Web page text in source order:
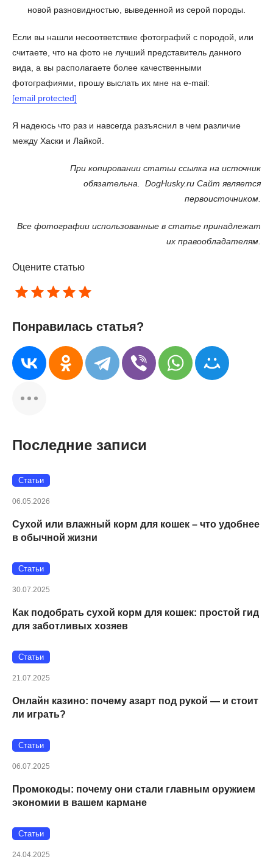
новой разновидностью, выведенной из серой породы.
Если вы нашли несоответствие фотографий с породой, или
считаете, что на фото не лучший представитель данного
вида, а вы располагаете более качественными
фотографиями, прошу выслать их мне на e-mail:
[email protected]
Я надеюсь что раз и навсегда разъяснил в чем различие
между Хаски и Лайкой.
При копировании статьи ссылка на источник
обязательна. DogHusky.ru Сайт является
первоисточником.
Все фотографии использованные в статье принадлежат
их правообладателям.
Оцените статью
Понравилась статья?
Последние записи
Статьи
06.05.2026
Сухой или влажный корм для кошек – что удобнее
в обычной жизни
Статьи
30.07.2025
Как подобрать сухой корм для кошек: простой гид
для заботливых хозяев
Статьи
21.07.2025
Онлайн казино: почему азарт под рукой — и стоит
ли играть?
Статьи
06.07.2025
Промокоды: почему они стали главным оружием
экономии в вашем кармане
Статьи
24.04.2025